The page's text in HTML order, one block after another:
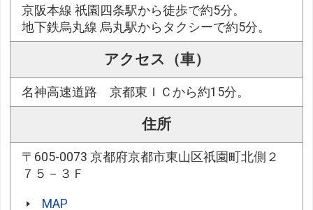
京阪本線 祇園四条駅から徒歩で約5分。
地下鉄烏丸線 烏丸駅からタクシーで約5分。
アクセス（車）
名神高速道路 京都東ＩＣから約15分。
住所
〒605-0073 京都府京都市東山区祇園町北側２
７５－３Ｆ
MAP